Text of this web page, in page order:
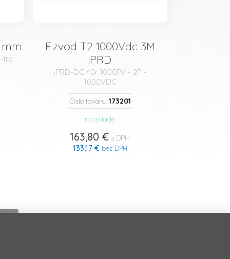
mm
tra
F.zvod T2 1000Vdc 3M
iPRD
iPRD-DC 40r 1000PV - 2P -
1000VDC
Číslo tovaru: 173201
na sklade
163,80 € s DPH
133,17 €bez DPH